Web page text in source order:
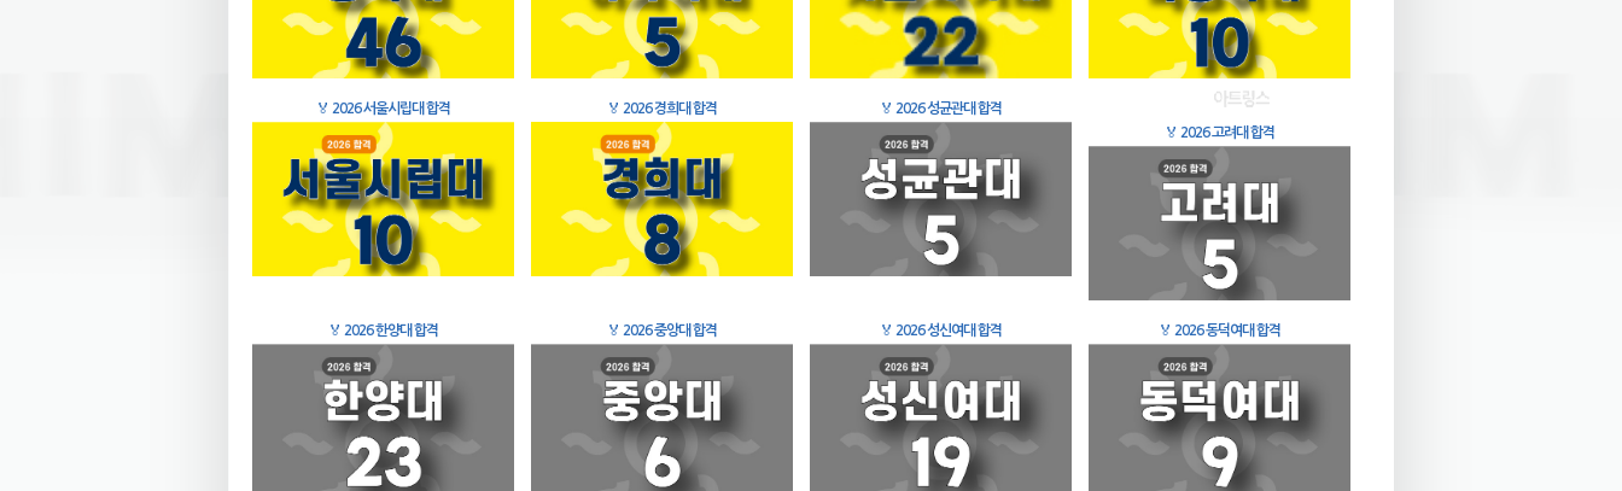
🏅 2026 서울시립대 합격 🏅 2026 경희대 합격 🏅 2026 성균관대 합격
🏅 2026 고려대 합격
🏅 2026 한양대 합격 🏅 2026 중앙대 합격 🏅 2026 성신여대 합격 🏅 2026 동덕여대 합격